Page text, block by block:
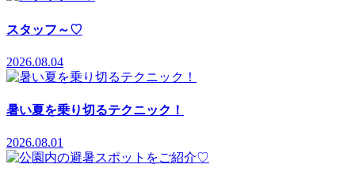
スタッフ～♡
2026.08.04
暑い夏を乗り切るテクニック！
2026.08.01